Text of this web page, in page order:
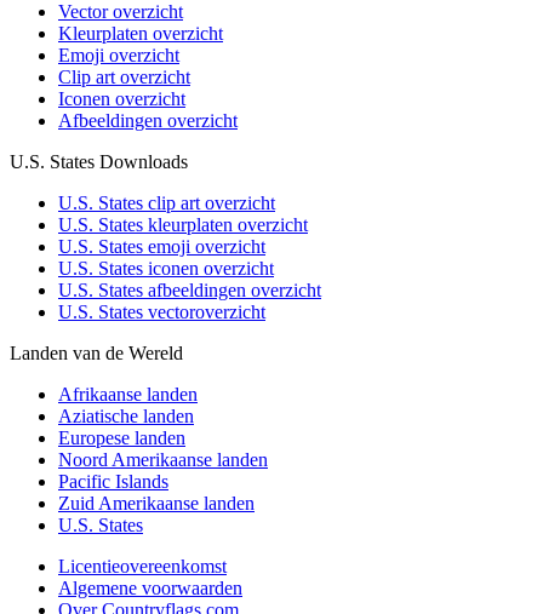
Vector overzicht
Kleurplaten overzicht
Emoji overzicht
Clip art overzicht
Iconen overzicht
Afbeeldingen overzicht
U.S. States Downloads
U.S. States clip art overzicht
U.S. States kleurplaten overzicht
U.S. States emoji overzicht
U.S. States iconen overzicht
U.S. States afbeeldingen overzicht
U.S. States vectoroverzicht
Landen van de Wereld
Afrikaanse landen
Aziatische landen
Europese landen
Noord Amerikaanse landen
Pacific Islands
Zuid Amerikaanse landen
U.S. States
Licentieovereenkomst
Algemene voorwaarden